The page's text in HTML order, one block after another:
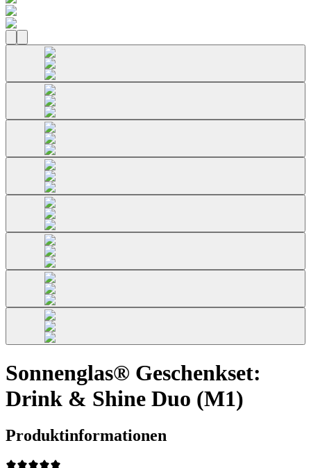
Sonnenglas® Geschenkset:
Drink & Shine Duo (M1)
Produktinformationen